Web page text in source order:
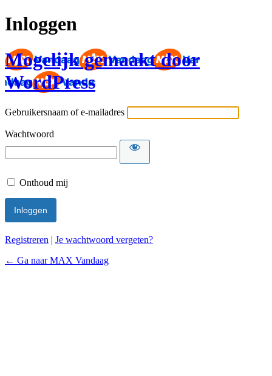
Inloggen
Mogelijk gemaakt door
WordPress
Gebruikersnaam of e-mailadres
Wachtwoord
Onthoud mij
Registreren | Je wachtwoord vergeten?
← Ga naar MAX Vandaag